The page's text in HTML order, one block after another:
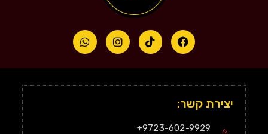
יצירת קשר:
9723-602-9929+